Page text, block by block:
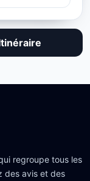
regroupe tous les
des avis et des